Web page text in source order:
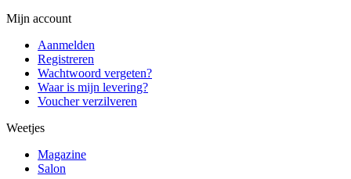
Mijn account
Aanmelden
Registreren
Wachtwoord vergeten?
Waar is mijn levering?
Voucher verzilveren
Weetjes
Magazine
Salon